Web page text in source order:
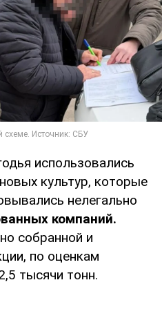
использовались
культур, которые
нелегально
компаний.
собранной и
по оценкам
тысячи тонн.